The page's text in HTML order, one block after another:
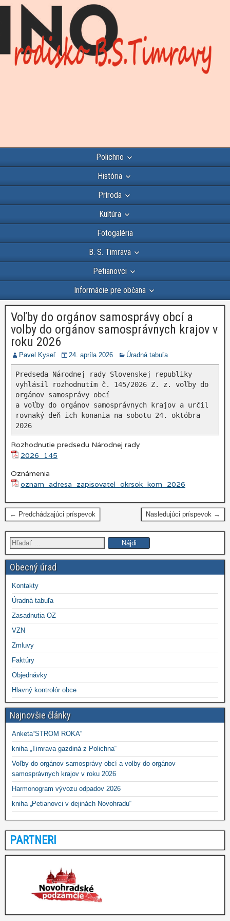
Polichno
História
Príroda
Kultúra
Fotogaléria
B. S. Timrava
Petianovci
Informácie pre občana
Voľby do orgánov samosprávy obcí a
volby do orgánov samosprávnych krajov v
roku 2026
Pavel Kyseľ 24. apríla 2026 Úradná tabuľa
Predseda Národnej rady Slovenskej republiky
vyhlásil rozhodnutím č. 145/2026 Z. z. voľby do
orgánov samosprávy obcí
a voľby do orgánov samosprávnych krajov a určil
rovnaký deň ich konania na sobotu 24. októbra
2026
Rozhodnutie predsedu Národnej rady
2026_145
Oznámenia
oznam_adresa_zapisovatel_okrsok_kom_2026
← Predchádzajúci príspevok Nasledujúci príspevok →
Hľadať:
Obecný úrad
Kontakty
Úradná tabuľa
Zasadnutia OZ
VZN
Zmluvy
Faktúry
Objednávky
Hlavný kontrolór obce
Najnovšie články
Anketa“STROM ROKA“
kniha „Timrava gazdiná z Polichna“
Voľby do orgánov samosprávy obcí a volby do orgánov
samosprávnych krajov v roku 2026
Harmonogram vývozu odpadov 2026
kniha „Petianovci v dejinách Novohradu“
PARTNERI